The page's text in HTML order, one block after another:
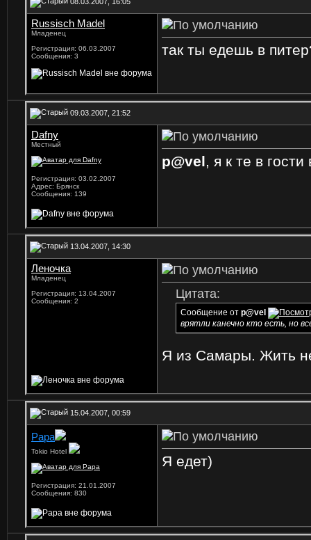
Russisch Madel
Младенец
Регистрация: 06.03.2007
Сообщения: 3
так ты едешь в
09.03.2007, 21:52
Dafny
Местный
Регистрация: 03.02.2007
Адрес: Брянск
Сообщения: 139
p@vel, я к те в
13.04.2007, 14:30
Леночка
Младенец
Регистрация: 13.04.2007
Сообщения: 2
Цитата:
Сообщение от p@vel
врятли канечно кто есть, но
Я из Самары. Жить
15.04.2007, 00:59
Papa
Tokio Hotel
Регистрация: 21.01.2007
Сообщения: 830
Я едет)